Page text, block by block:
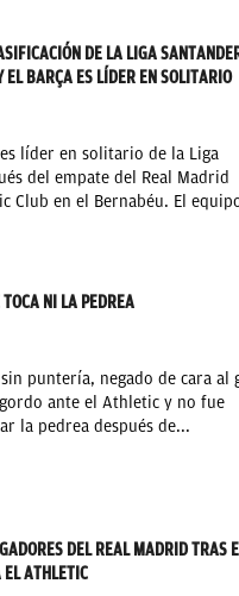
DE LA LIGA
EL BARÇA ES LÍDER EN SOLITARIO
líder en solitario de la Liga
del empate del Real Madrid
Club en el Bernabéu. El
NI LA PEDREA
puntería, negado de cara al
ante el Athletic y no fue
la pedrea después de...
DEL REAL MADRID TRAS
EL ATHLETIC